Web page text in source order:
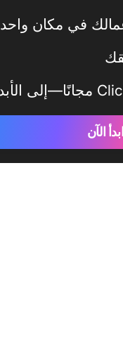
في مكان واحد
ابدأ الآن